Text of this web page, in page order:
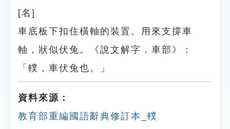
[名]
車底板下扣住橫軸的裝置。用來支撐車
軸，狀似伏兔。《說文解字．車部》：
「轐，車伏兔也。」
資料來源：
教育部重編國語辭典修訂本_轐